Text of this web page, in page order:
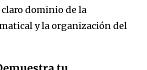
dominio de la
y la organización del